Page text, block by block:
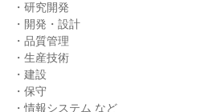
・研究開発
・開発・設計
・品質管理
・生産技術
・建設
・保守
・情報システム など